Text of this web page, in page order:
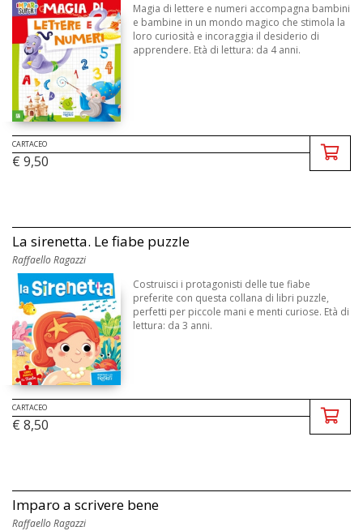
Magia di lettere e numeri accompagna bambini
e bambine in un mondo magico che stimola la
loro curiosità e incoraggia il desiderio di
apprendere. Età di lettura: da 4 anni.
CARTACEO
€ 9,50
La sirenetta. Le fiabe puzzle
Raffaello Ragazzi
Costruisci i protagonisti delle tue fiabe
preferite con questa collana di libri puzzle,
perfetti per piccole mani e menti curiose. Età di
lettura: da 3 anni.
CARTACEO
€ 8,50
Imparo a scrivere bene
Raffaello Ragazzi